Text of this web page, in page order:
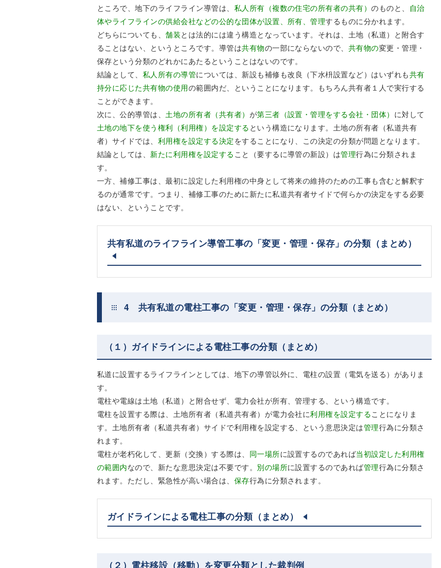
ところで、地下のライフライン導管は、 私人所有（複数の住宅の所有者の共有）のものと、
自治
体やライフラインの供給会社などの公的な団体が設置、所有、管理するものに分かれます。
どちらについても、舗装とは法的には違う構造となっています。それは、土地（私道）と附合す
ることはない、というところです。導管は共有物の一部にならないので、 共有物の変更・管理・
保存という分類のどれかにあたるということはないのです。
結論として、 私人所有の導管については、新設も補修も改良（下水枡設置など）はいずれも共有
持分に応じた共有物の使用の範囲内だ、ということになります。もちろん共有者１人で実行する
ことができます。
次に、公的導管は、 土地の所有者（共有者） が第三者（設置・管理をする会社・団体） に対して
土地の地下を使う権利（利用権）を設定する という構造になります。土地の所有者（私道共有
者）サイドでは、 利用権を設定する決定をすることになり、この決定の分類が問題となります。
結論としては、 新たに利用権を設定する こと（要するに導管の新設）は管理行為に分類されま
す。
一方、補修工事は、最初に設定した利用権の中身として将来の維持のための工事も含むと解釈す
るのが通常です。つまり、補修工事のために新たに私道共有者サイドで何らかの決定をする必要
はない、ということです。
共有私道のライフライン導管工事の「変更・管理・保存」の分類（まとめ）
4 共有私道の電柱工事の「変更・管理・保存」の分類（まとめ）
（１）ガイドラインによる電柱工事の分類（まとめ）
私道に設置するライフラインとしては、地下の導管以外に、電柱の設置（電気を送る）がありま
す。
電柱や電線は土地（私道）と附合せず、電力会社が所有、管理する、という構造です。
電柱を設置する際は、土地所有者（私道共有者）が電力会社に利用権を設定することになりま
す。土地所有者（私道共有者）サイドで利用権を設定する、という意思決定は管理行為に分類さ
れます。
電柱が老朽化して、更新（交換）する際は、 同一場所に設置するのであれば当初設定した利用権
の範囲内なので、新たな意思決定は不要です。 別の場所に設置するのであれば管理行為に分類さ
れます。ただし、緊急性が高い場合は、 保存行為に分類されます。
ガイドラインによる電柱工事の分類（まとめ）
（２）電柱移設（移動）を変更分類とした裁判例